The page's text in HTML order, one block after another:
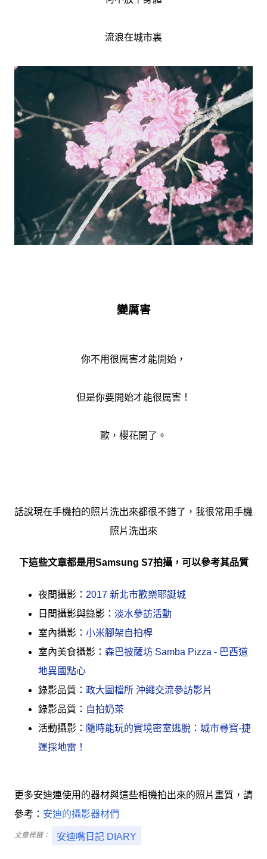
流浪在城市裏
變厲害
你不用很厲害才能開始，
但是你要開始才能很厲害！
歐，櫻花開了。
話說現在手機拍的照片洗出來都很不錯了，我很常用手機
照片洗出來
下這些文章都是用Samsung S7拍攝，可以參考其品質
夜間攝影： 2017 新北市歡樂耶誕城
日間攝影與錄影： 淡水參訪活動
室內攝影： 小米腳架自拍桿
室內美食攝影： 森巴披薩坊 Samba Pizza - 巴西道
地異國點心
錄影品質： 政大圖檔所 沖繩交流參訪影片
錄影品質： 自拍奶茶
活動攝影： 隨時能玩的實境密室逃脫：城市尋寶-捷
運採地雷！
更多安迪連使用的器材與這些相機拍出來的照片畫質，請
參考： 安迪的攝影器材們
文章標籤： 安迪嘴日記 DIARY